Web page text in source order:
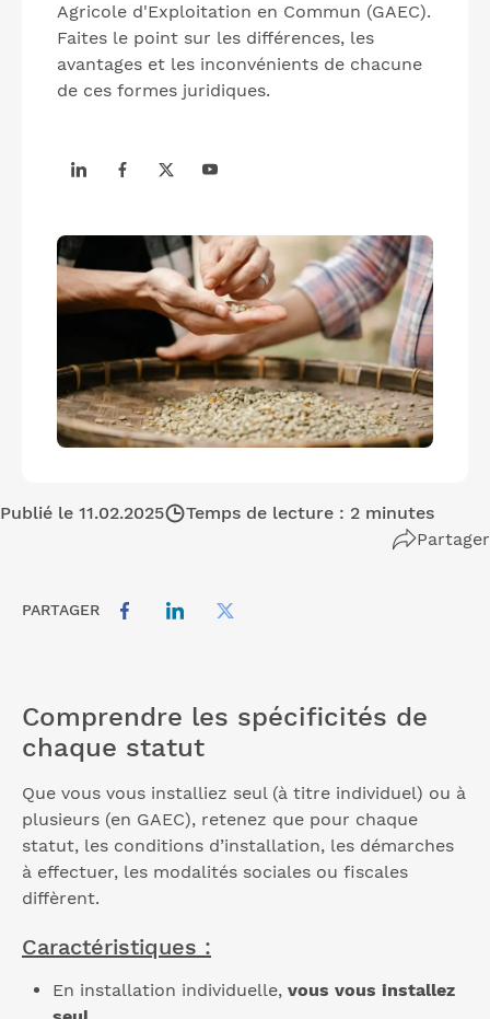
Agricole d'Exploitation en Commun (GAEC).
Faites le point sur les différences, les
avantages et les inconvénients de chacune
de ces formes juridiques.
Publié le 11.02.2025
Temps de lecture : 2 minutes
Partager
PARTAGER
Comprendre les spécificités de
chaque statut
Que vous vous installiez seul (à titre individuel) ou à
plusieurs (en GAEC), retenez que pour chaque
statut, les conditions d’installation, les démarches
à effectuer, les modalités sociales ou fiscales
diffèrent.
Caractéristiques :
En installation individuelle, vous vous installez